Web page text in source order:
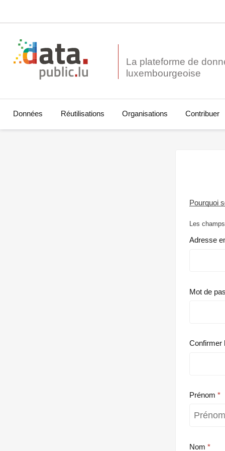
La plateforme de
Données Réutilisations Organisations Contribuer
Pourquoi
Les
Adresse
Mot de
Confirmer
Prénom
Nom